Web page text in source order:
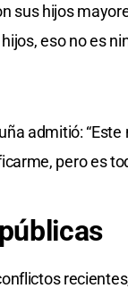
sus hijos
eso no es
admitió:
pero es